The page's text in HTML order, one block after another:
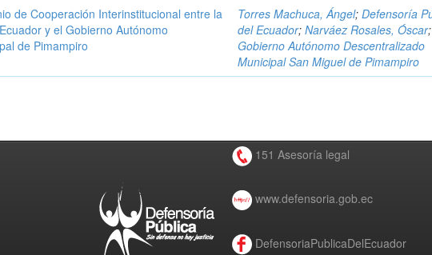
de Cooperación Interinstitucional entre la
y el Gobierno Autónomo
de Pimampiro
Torres Machuca, Ángel;Defensoría
del Ecuador;Narváez Rosales, Óscar;
Gobierno Autónomo Descentralizado
Municipal San Miguel de Pimampiro
151 Asesoría legal
www.defensoria.gob.ec
DefensoriaPublicaDelEcuador